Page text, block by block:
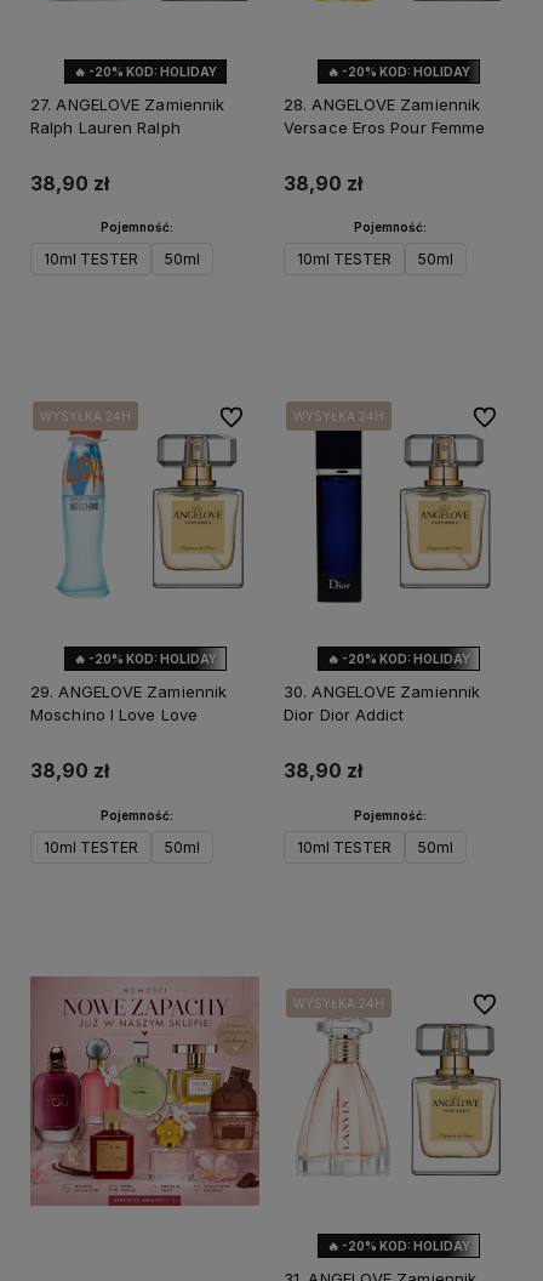
🔥 -20% KOD: HOLIDAY
27. ANGELOVE Zamiennik
Ralph Lauren Ralph
38,90 zł
Pojemność:
10ml TESTER 50ml
🔥 -20% KOD: HOLIDAY
28. ANGELOVE Zamiennik
Versace Eros Pour Femme
38,90 zł
Pojemność:
10ml TESTER 50ml
🔥 -20% KOD: HOLIDAY
WYSYŁKA 24H
WYSYŁKA 24H
WYSYŁKA 24H
WYSYŁKA 24H
29. ANGELOVE Zamiennik
Moschino I Love Love
38,90 zł
Pojemność:
10ml TESTER 50ml
Do ulubionych
🔥 -20% KOD: HOLIDAY
WYSYŁKA 24H
WYSYŁKA 24H
WYSYŁKA 24H
WYSYŁKA 24H
30. ANGELOVE Zamiennik
Dior Dior Addict
38,90 zł
Pojemność:
10ml TESTER 50ml
Do
🔥 -20% KOD: HOLIDAY
WYSYŁKA 24H
WYSYŁKA 24H Do